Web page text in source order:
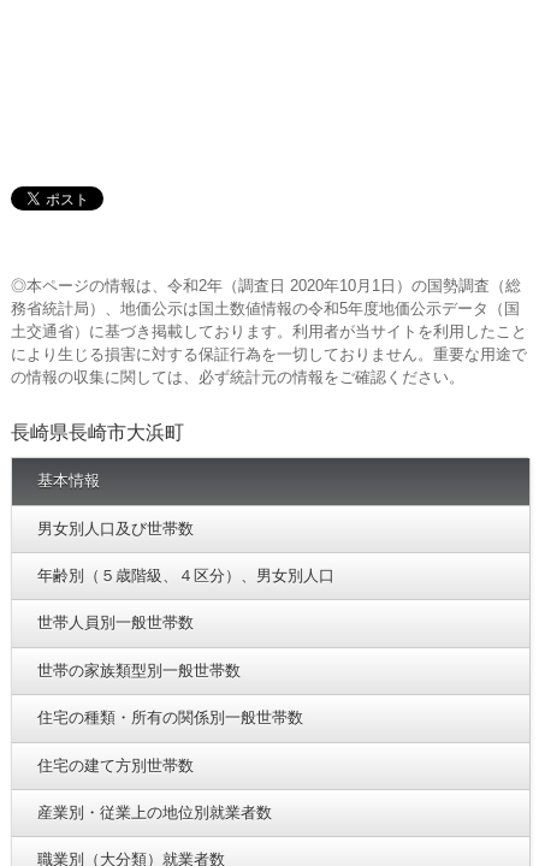
◎本ページの情報は、令和2年（調査日 2020年10月1日）の国勢調査（総
務省統計局）、地価公示は国土数値情報の令和5年度地価公示データ（国
土交通省）に基づき掲載しております。利用者が当サイトを利用したこと
により生じる損害に対する保証行為を一切しておりません。重要な用途で
の情報の収集に関しては、必ず統計元の情報をご確認ください。
長崎県長崎市大浜町
基本情報
男女別人口及び世帯数
年齢別（５歳階級、４区分）、男女別人口
世帯人員別一般世帯数
世帯の家族類型別一般世帯数
住宅の種類・所有の関係別一般世帯数
住宅の建て方別世帯数
産業別・従業上の地位別就業者数
職業別（大分類）就業者数